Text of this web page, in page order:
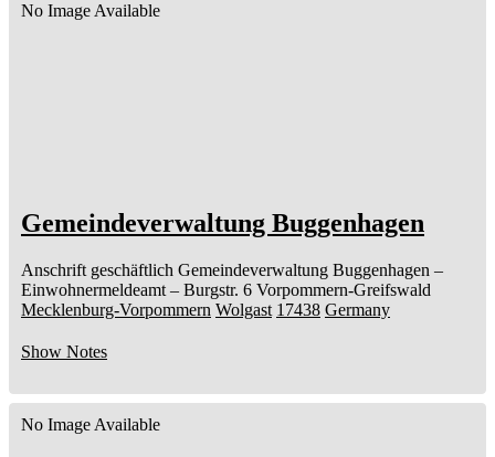
No Image Available
Gemeindeverwaltung Buggenhagen
Anschrift geschäftlich Gemeindeverwaltung Buggenhagen –
Einwohnermeldeamt – Burgstr. 6 Vorpommern-Greifswald
Mecklenburg-Vorpommern Wolgast 17438 Germany
Show Notes
No Image Available